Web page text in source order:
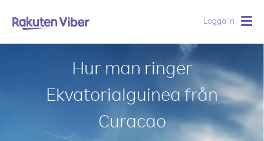
Logga in
Hur man ringer
Ekvatorialguinea från
Curacao